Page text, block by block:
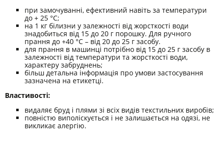
при замочуванні, ефективний навіть за температури
до + 25 °C;
на 1 кг білизни у залежності від жорсткості води
знадобиться від 15 до 20 г порошку. Для ручного
прання до +40 °C – від 20 до 25 г засобу.
для прання в машинці потрібно від 15 до 25 г засобу в
залежності від температури та жорсткості води,
характеру забруднень;
більш детальна інформація про умови застосування
зазначена на етикетці.
Властивості:
видаляє бруд і плями зі всіх видів текстильних виробів;
повністю виполіскується і не залишається на одязі, не
викликає алергію.